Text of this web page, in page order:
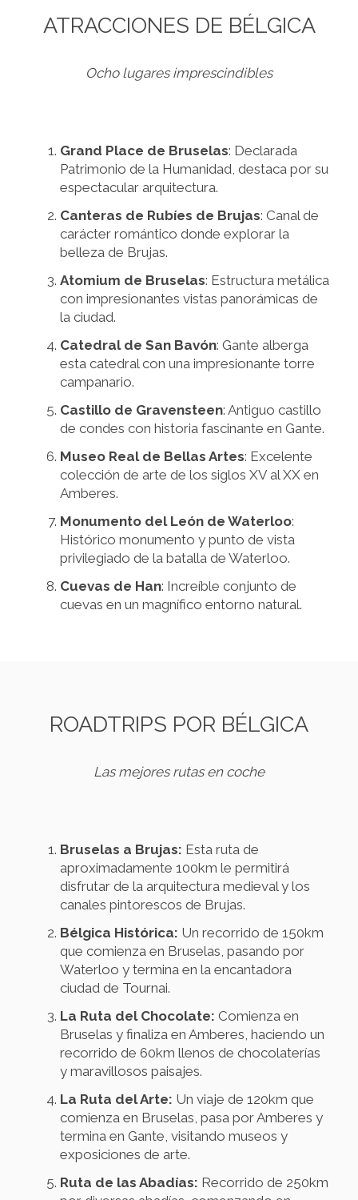
ATRACCIONES DE BÉLGICA
Ocho lugares imprescindibles
Grand Place de Bruselas: Declarada
Patrimonio de la Humanidad, destaca por su
espectacular arquitectura.
Canteras de Rubíes de Brujas: Canal de
carácter romántico donde explorar la
belleza de Brujas.
Atomium de Bruselas: Estructura metálica
con impresionantes vistas panorámicas de
la ciudad.
Catedral de San Bavón: Gante alberga
esta catedral con una impresionante torre
campanario.
Castillo de Gravensteen: Antiguo castillo
de condes con historia fascinante en Gante.
Museo Real de Bellas Artes: Excelente
colección de arte de los siglos XV al XX en
Amberes.
Monumento del León de Waterloo:
Histórico monumento y punto de vista
privilegiado de la batalla de Waterloo.
Cuevas de Han: Increíble conjunto de
cuevas en un magnífico entorno natural.
ROADTRIPS POR BÉLGICA
Las mejores rutas en coche
Bruselas a Brujas: Esta ruta de
aproximadamente 100km le permitirá
disfrutar de la arquitectura medieval y los
canales pintorescos de Brujas.
Bélgica Histórica: Un recorrido de 150km
que comienza en Bruselas, pasando por
Waterloo y termina en la encantadora
ciudad de Tournai.
La Ruta del Chocolate: Comienza en
Bruselas y finaliza en Amberes, haciendo un
recorrido de 60km llenos de chocolaterías
y maravillosos paisajes.
La Ruta del Arte: Un viaje de 120km que
comienza en Bruselas, pasa por Amberes y
termina en Gante, visitando museos y
exposiciones de arte.
Ruta de las Abadías: Recorrido de 250km